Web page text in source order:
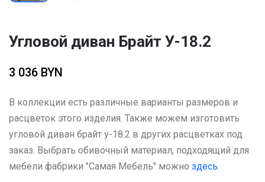
Угловой диван Брайт У-18.2
3 036 BYN
В коллекции есть различные варианты размеров и
расцветок этого изделия. Также можем изготовить
угловой диван брайт у-18.2 в других расцветках под
заказ. Выбрать обивочный материал, подходящий для
мебели фабрики "Самая Мебель" можно здесь.